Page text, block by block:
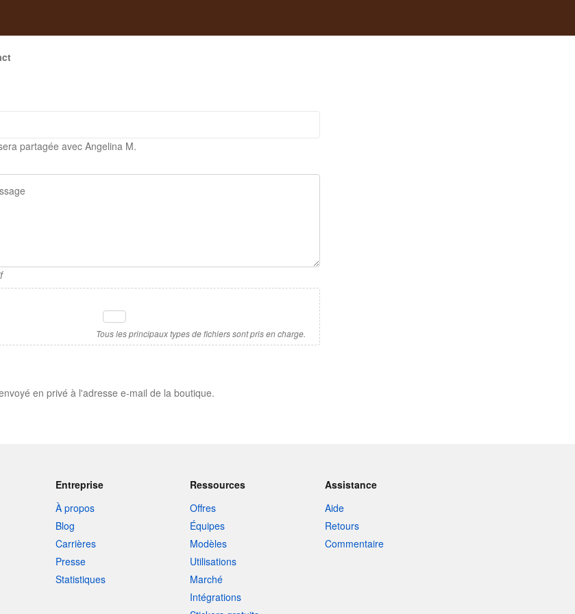
partagée avec Angelina M.
Tous les principaux types de fichiers sont pris en charge.
en privé à l'adresse e-mail de la boutique.
Entreprise
À propos
Blog
Carrières
Presse
Statistiques
Ressources
Offres
Équipes
Modèles
Utilisations
Marché
Intégrations
Assistance
Aide
Retours
Commentaire